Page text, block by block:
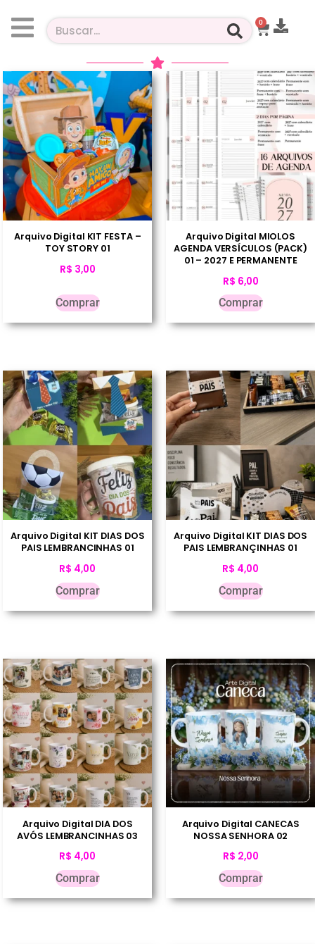
0
Arquivo Digital KIT FESTA –
TOY STORY 01
R$ 3,00
Comprar
Arquivo Digital MIOLOS
AGENDA VERSÍCULOS (PACK)
01 – 2027 E PERMANENTE
R$ 6,00
Comprar
Arquivo Digital KIT DIAS DOS
PAIS LEMBRANCINHAS 01
R$ 4,00
Comprar
Arquivo Digital KIT DIAS DOS
PAIS LEMBRANÇINHAS 01
R$ 4,00
Comprar
Arquivo Digital DIA DOS
AVÓS LEMBRANCINHAS 03
R$ 4,00
Comprar
Arquivo Digital CANECAS
NOSSA SENHORA 02
R$ 2,00
Comprar